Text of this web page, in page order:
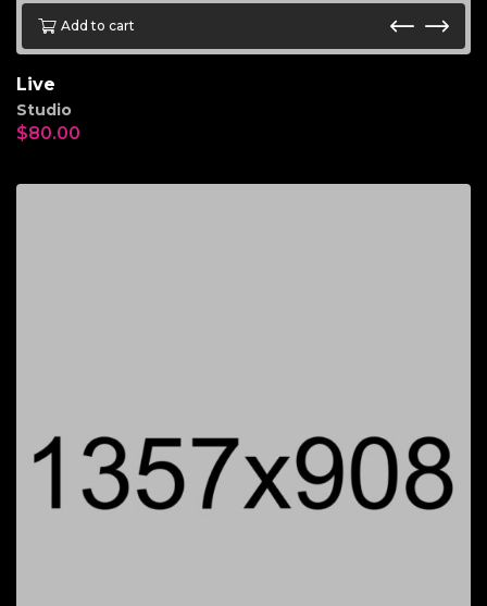
Add to cart
Live
Studio
$80.00